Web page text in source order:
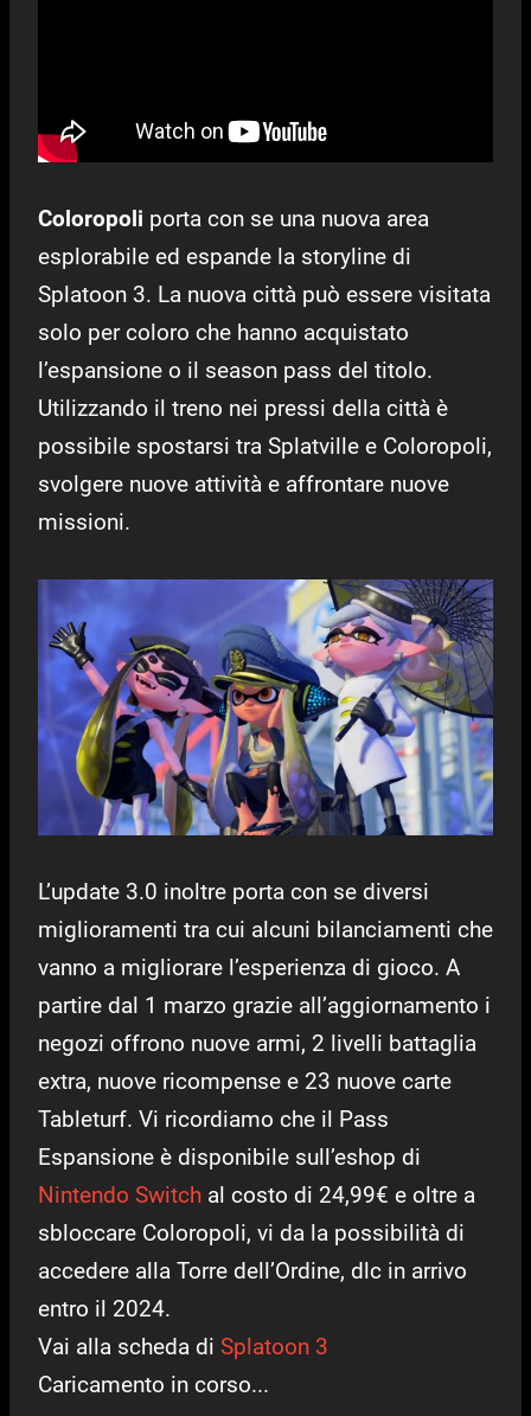
Coloropoli porta con se una nuova area
esplorabile ed espande la storyline di
Splatoon 3. La nuova città può essere visitata
solo per coloro che hanno acquistato
l’espansione o il season pass del titolo.
Utilizzando il treno nei pressi della città è
possibile spostarsi tra Splatville e Coloropoli,
svolgere nuove attività e affrontare nuove
missioni.
L’update 3.0 inoltre porta con se diversi
miglioramenti tra cui alcuni bilanciamenti che
vanno a migliorare l’esperienza di gioco. A
partire dal 1 marzo grazie all’aggiornamento i
negozi offrono nuove armi, 2 livelli battaglia
extra, nuove ricompense e 23 nuove carte
Tableturf. Vi ricordiamo che il Pass
Espansione è disponibile sull’eshop di
Nintendo Switch al costo di 24,99€ e oltre a
sbloccare Coloropoli, vi da la possibilità di
accedere alla Torre dell’Ordine, dlc in arrivo
entro il 2024.
Vai alla scheda di Splatoon 3
Caricamento in corso...